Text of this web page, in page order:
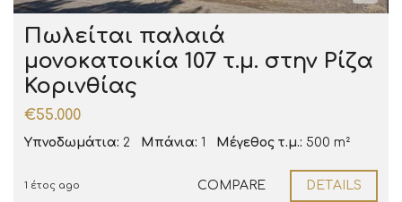
Πωλείται παλαιά
μονοκατοικία 107 τ.μ. στην Ρίζα
Κορινθίας
€55.000
Υπνοδωμάτια: 2 Μπάνια: 1 Μέγεθος τ.μ.: 500 m²
1 έτος ago COMPARE DETAILS